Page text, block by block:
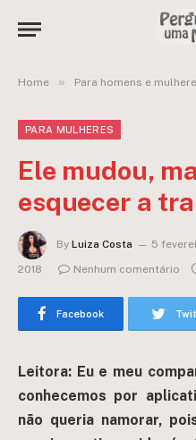
Home » Para homens e
PARA MULHERES
Ele mudou,
esquecer a
By Luiza Costa 5
2018
Nenhum comentário
Facebook
Leitora: Eu e meu
conhecemos por
não queria namorar,